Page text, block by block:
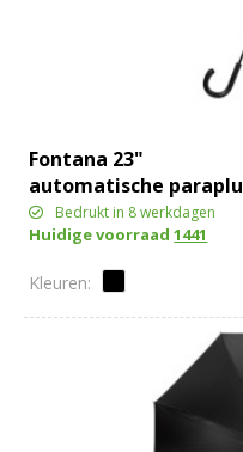
Fontana 23"
automatische paraplu
met carbon look en
gebogen handvat
Bedrukt in 8 werkdagen
Huidige voorraad1441